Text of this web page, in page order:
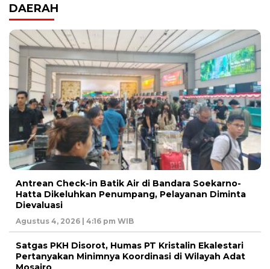
DAERAH
Antrean Check-in Batik Air di Bandara Soekarno-
Hatta Dikeluhkan Penumpang, Pelayanan Diminta
Dievaluasi
Agustus 4, 2026 | 4:16 pm WIB
Satgas PKH Disorot, Humas PT Kristalin Ekalestari
Pertanyakan Minimnya Koordinasi di Wilayah Adat